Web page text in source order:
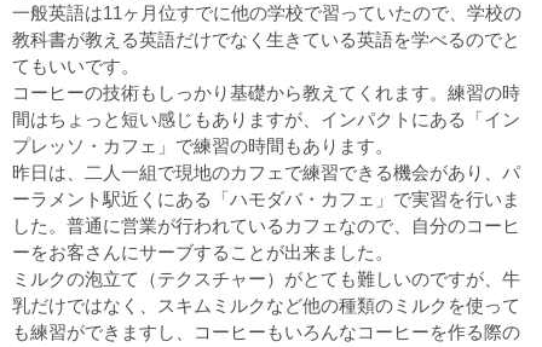
一般英語は11ヶ月位すでに他の学校で習っていたので、学校の
教科書が教える英語だけでなく生きている英語を学べるのでと
てもいいです。
コーヒーの技術もしっかり基礎から教えてくれます。練習の時
間はちょっと短い感じもありますが、インパクトにある「イン
プレッソ・カフェ」で練習の時間もあります。
昨日は、二人一組で現地のカフェで練習できる機会があり、パ
ーラメント駅近くにある「ハモダバ・カフェ」で実習を行いま
した。普通に営業が行われているカフェなので、自分のコーヒ
ーをお客さんにサーブすることが出来ました。
ミルクの泡立て（テクスチャー）がとても難しいのですが、牛
乳だけではなく、スキムミルクなど他の種類のミルクを使って
も練習ができますし、コーヒーもいろんなコーヒーを作る際の